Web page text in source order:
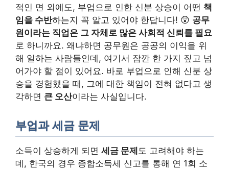
적인 면 외에도, 부업으로 인한 신분 상승이 어떤 책
임을 수반하는지 꼭 알고 있어야 한답니다! 😲 공무
원이라는 직업은 그 자체로 많은 사회적 신뢰를 필요
로 하니까요. 왜냐하면 공무원은 공공의 이익을 위
해 일하는 사람들인데, 여기서 잠깐 한 가지 짚고 넘
어가야 할 점이 있어요. 바로 부업으로 인해 신분 상
승을 경험했을 때, 그에 대한 책임이 전혀 없다고 생
각하면 큰 오산이라는 사실입니다.
부업과 세금 문제
소득이 상승하게 되면 세금 문제 도 고려해야 하는
데, 한국의 경우 종합소득세 신고를 통해 연 1회 소